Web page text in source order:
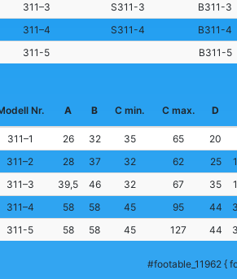
311–3
S311-3 B311-3
311–4
S311-4 B311-4
311-5
B311-5
Nr.
A B C min. C max. D
311–1 26 32 35 65 20
311–2
28 37 32 62 25
311–3
39,5 46 32 67 35
311–4
58 58 45 95 44
311-5
58 58 45 127 44
#footable_11962 {